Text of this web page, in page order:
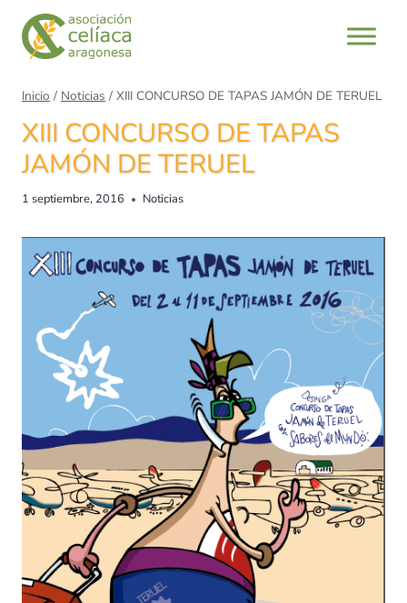
Saltar
contenido
Inicio / Noticias / XIII CONCURSO DE TAPAS JAMÓN DE TERUEL
XIII CONCURSO DE TAPAS
JAMÓN DE TERUEL
1 septiembre, 2016 Noticias